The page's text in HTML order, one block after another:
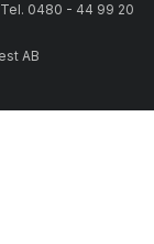
0480 - 44 99 20
AB